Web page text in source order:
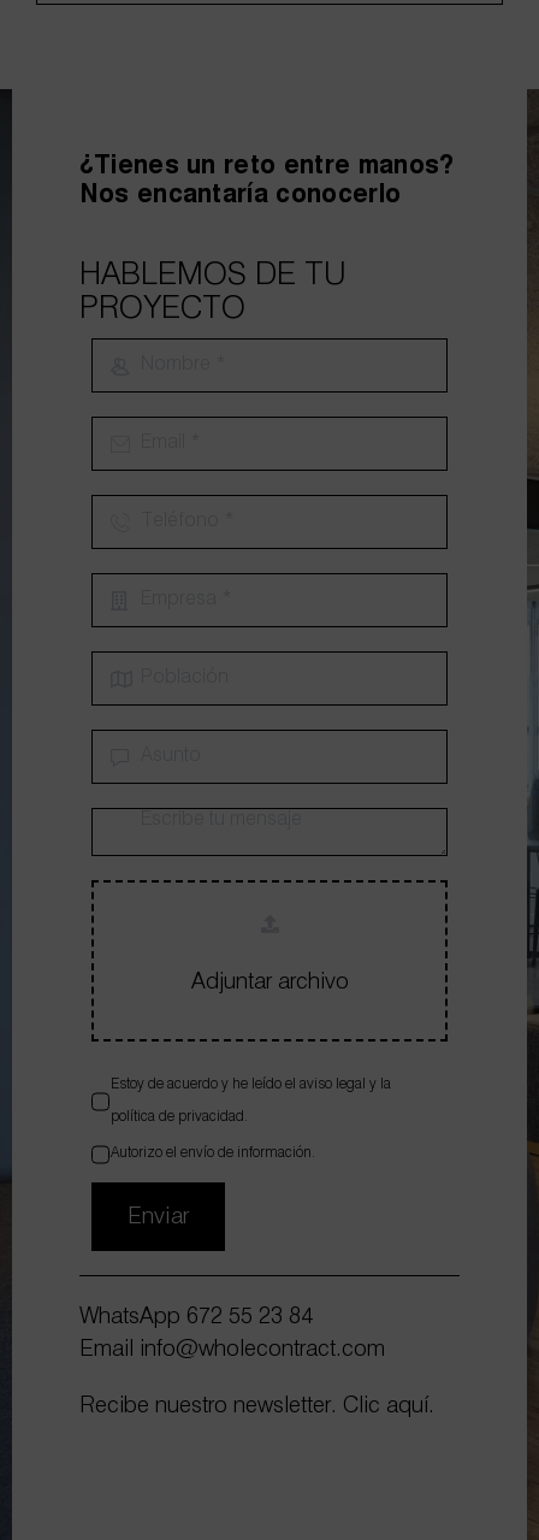
¿Tienes un reto entre manos?
Nos encantaría conocerlo
HABLEMOS DE TU
PROYECTO
Adjuntar archivo
Estoy de acuerdo y he leído el aviso legal y la
política de privacidad .
Autorizo el envío de información.
Enviar
WhatsApp 672 55 23 84
Email
info@wholecontract.com
Recibe nuestro newsletter. Clic aquí.